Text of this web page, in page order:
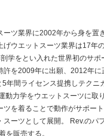
ーツ業界に2002年から身を置
げウエットスーツ業界は17年
学をとい入れた世界初のサポ
許を2009年に出願、2012年
5年間ライセンス提携しテクニ
動力学をウエットスーツに取
ツを着ることで動作がサポー
スーツとして展開。 Rev.のパ
を販売する。